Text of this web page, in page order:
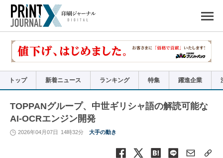
で
リ
トップ 新着ニュース ランキング 特集 躍進企業
TOPPANグループ、中世ギリシャ語の解読可能な
AI-OCRエンジン開発
2026年04月07日 14時32分 大手の動き